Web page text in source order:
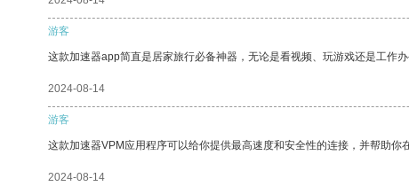
游客
这款加速器app简直是居家旅行必备神器，无论是看视频、玩游戏还是工作
2024-08-14
游客
这款加速器VPM应用程序可以给你提供最高速度和安全性的连接，并帮助你
2024-08-14